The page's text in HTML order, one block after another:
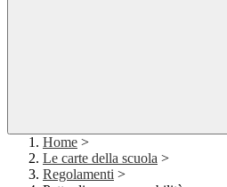
Home >
Le carte della scuola >
Regolamenti >